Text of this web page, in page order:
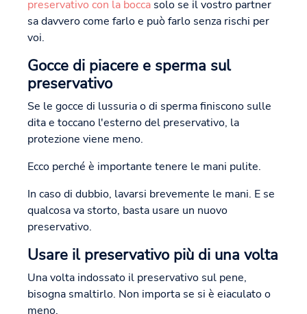
preservativo con la bocca solo se il vostro partner
sa davvero come farlo e può farlo senza rischi per
voi.
Gocce di piacere e sperma sul
preservativo
Se le gocce di lussuria o di sperma finiscono sulle
dita e toccano l'esterno del preservativo, la
protezione viene meno.
Ecco perché è importante tenere le mani pulite.
In caso di dubbio, lavarsi brevemente le mani. E se
qualcosa va storto, basta usare un nuovo
preservativo.
Usare il preservativo più di una volta
Una volta indossato il preservativo sul pene,
bisogna smaltirlo. Non importa se si è eiaculato o
meno.